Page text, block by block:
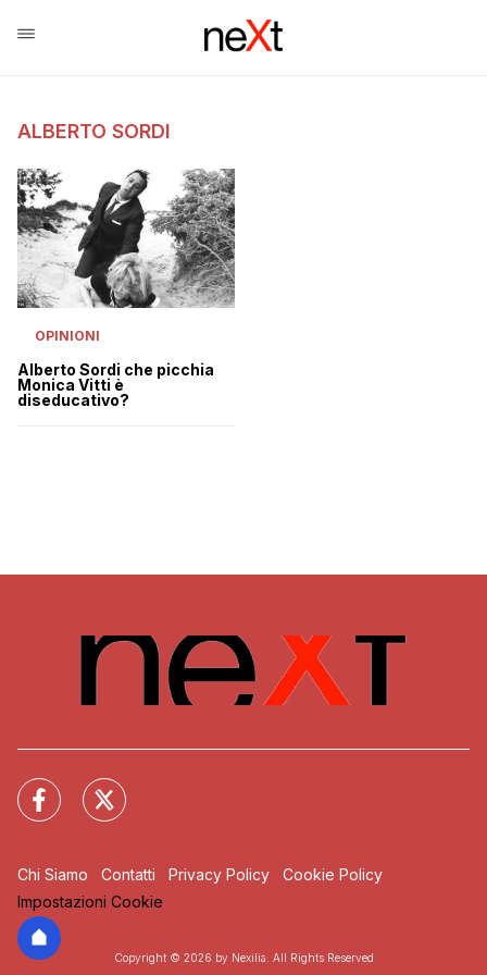
ALBERTO SORDI
OPINIONI
Alberto Sordi che picchia
Monica Vitti è
diseducativo?
Chi Siamo Contatti Privacy Policy
Cookie Policy
Impostazioni Cookie
Copyright © 2026 by Nexilia. All Rights Reserved